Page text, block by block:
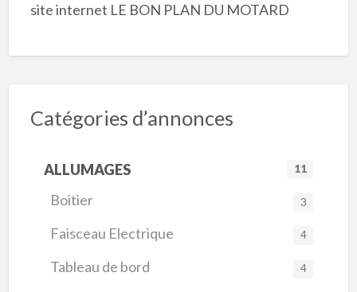
site internet LE BON PLAN DU MOTARD
Catégories d’annonces
ALLUMAGES 11
Boitier 3
Faisceau Electrique 4
Tableau de bord 4